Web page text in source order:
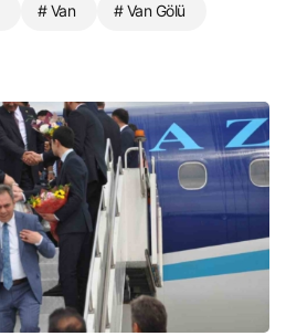
# Van # Van Gölü